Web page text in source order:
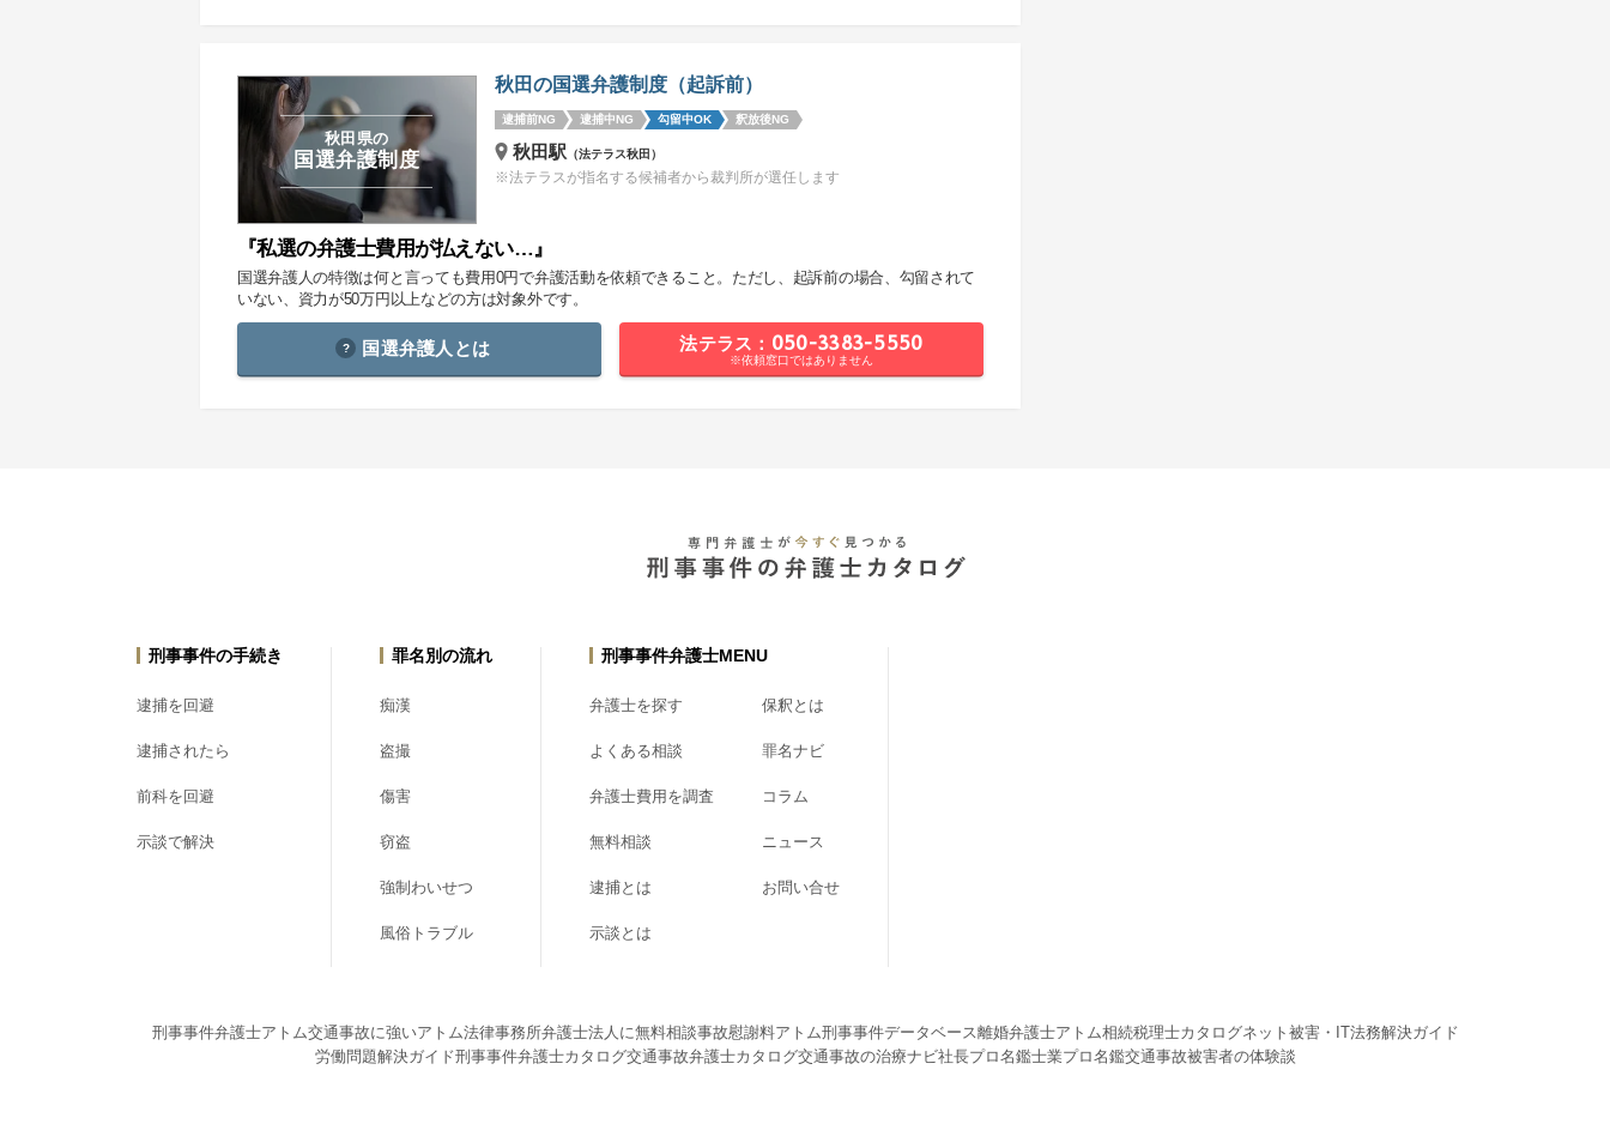
秋田の国選弁護制度（起訴前）
逮捕前NG 逮捕中NG 勾留中OK 釈放後NG
秋田県の
国選弁護制度 秋田駅 （法テラス秋田）
※法テラスが指名する候補者から裁判所が選任します
『私選の弁護士費用が払えない…』
国選弁護人の特徴は何と言っても費用0円で弁護活動を依頼できること。ただし、起訴前の場合、勾留されて
いない、資力が50万円以上などの方は対象外です。
国選弁護人とは 法テラス：050-3383-5550
※依頼窓口ではありません
刑事事件の手続き
逮捕を回避
逮捕されたら
前科を回避
示談で解決
罪名別の流れ
痴漢
盗撮
傷害
窃盗
強制わいせつ
風俗トラブル
刑事事件弁護士MENU
弁護士を探す
よくある相談
弁護士費用を調査
無料相談
逮捕とは
示談とは
保釈とは
罪名ナビ
コラム
ニュース
お問い合せ
刑事事件弁護士アトム交通事故に強いアトム法律事務所弁護士法人に無料相談事故慰謝料アトム刑事事件データベース離婚弁護士アトム相続税理士カタログネット被害・IT法務解決ガイド
労働問題解決ガイド刑事事件弁護士カタログ交通事故弁護士カタログ交通事故の治療ナビ社長プロ名鑑士業プロ名鑑交通事故被害者の体験談